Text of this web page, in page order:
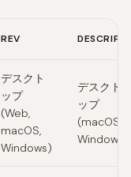
REV DESCRIPT
デスクト
ップ
(Web,
macOS,
Windows)
デスクト
ップ
(macOS,
Windows)